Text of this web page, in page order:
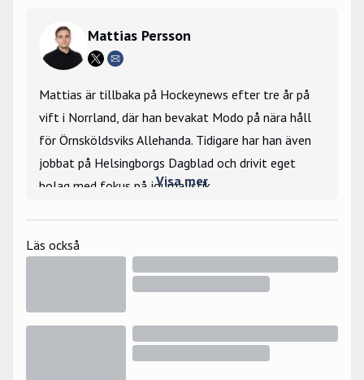
Mattias Persson
Mattias är tillbaka på Hockeynews efter tre år på
vift i Norrland, där han bevakat Modo på nära håll
för Örnsköldsviks Allehanda. Tidigare har han även
jobbat på Helsingborgs Dagblad och drivit eget
bolag med fokus på journalistik.
på isen. Bevakade Hockey-VM 2019 på plats i
Bratislava samt JVM 2025 i Ottawa för
Största hockeyminne: Nicklas Lidströms OS-
Visa mer
Läs också